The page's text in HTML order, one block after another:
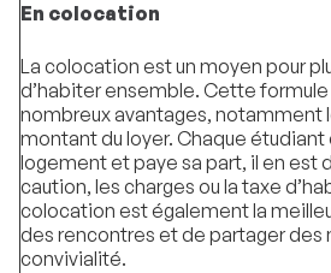
En colocation
La colocation est un moyen pour
d’habiter ensemble. Cette
nombreux avantages, notamment
montant du loyer. Chaque
logement et paye sa part, il en est
caution, les charges ou la taxe
colocation est également la
des rencontres et de partager des
convivialité.